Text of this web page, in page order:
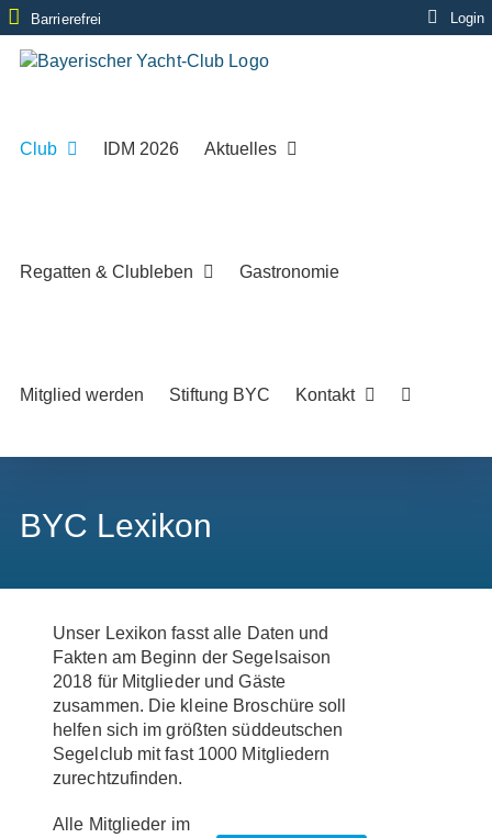
Zum
Inhalt
springen
Barrierefrei Login
Club IDM 2026 Aktuelles
Regatten & Clubleben Gastronomie
Mitglied werden Stiftung BYC Kontakt
BYC Lexikon
Unser Lexikon fasst alle Daten und
Fakten am Beginn der Segelsaison
2018 für Mitglieder und Gäste
zusammen. Die kleine Broschüre soll
helfen sich im größten süddeutschen
Segelclub mit fast 1000 Mitgliedern
zurechtzufinden.
Alle Mitglieder im